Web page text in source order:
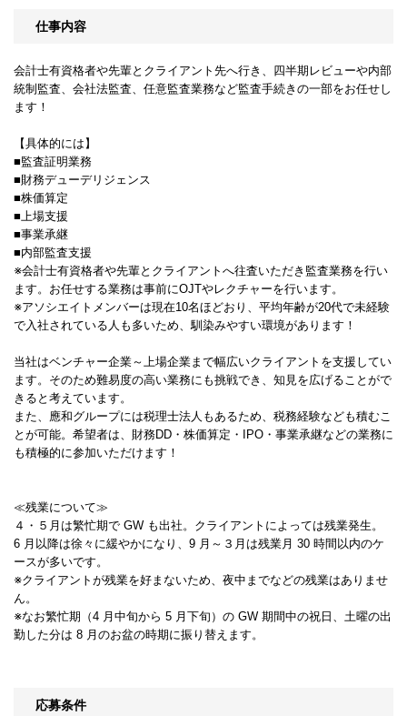
仕事内容
会計士有資格者や先輩とクライアント先へ行き、四半期レビューや内部
統制監査、会社法監査、任意監査業務など監査手続きの一部をお任せし
ます！
【具体的には】
■監査証明業務
■財務デューデリジェンス
■株価算定
■上場支援
■事業承継
■内部監査支援
※会計士有資格者や先輩とクライアントへ往査いただき監査業務を行い
ます。お任せする業務は事前にOJTやレクチャーを行います。
※アソシエイトメンバーは現在10名ほどおり、平均年齢が20代で未経験
で入社されている人も多いため、馴染みやすい環境があります！
当社はベンチャー企業～上場企業まで幅広いクライアントを支援してい
ます。そのため難易度の高い業務にも挑戦でき、知見を広げることがで
きると考えています。
また、應和グループには税理士法人もあるため、税務経験なども積むこ
とが可能。希望者は、財務DD・株価算定・IPO・事業承継などの業務に
も積極的に参加いただけます！
≪残業について≫
４・５月は繁忙期で GW も出社。クライアントによっては残業発生。
6 月以降は徐々に緩やかになり、9 月～３月は残業月 30 時間以内のケ
ースが多いです。
※クライアントが残業を好まないため、夜中までなどの残業はありませ
ん。
※なお繁忙期（4 月中旬から 5 月下旬）の GW 期間中の祝日、土曜の出
勤した分は 8 月のお盆の時期に振り替えます。
応募条件